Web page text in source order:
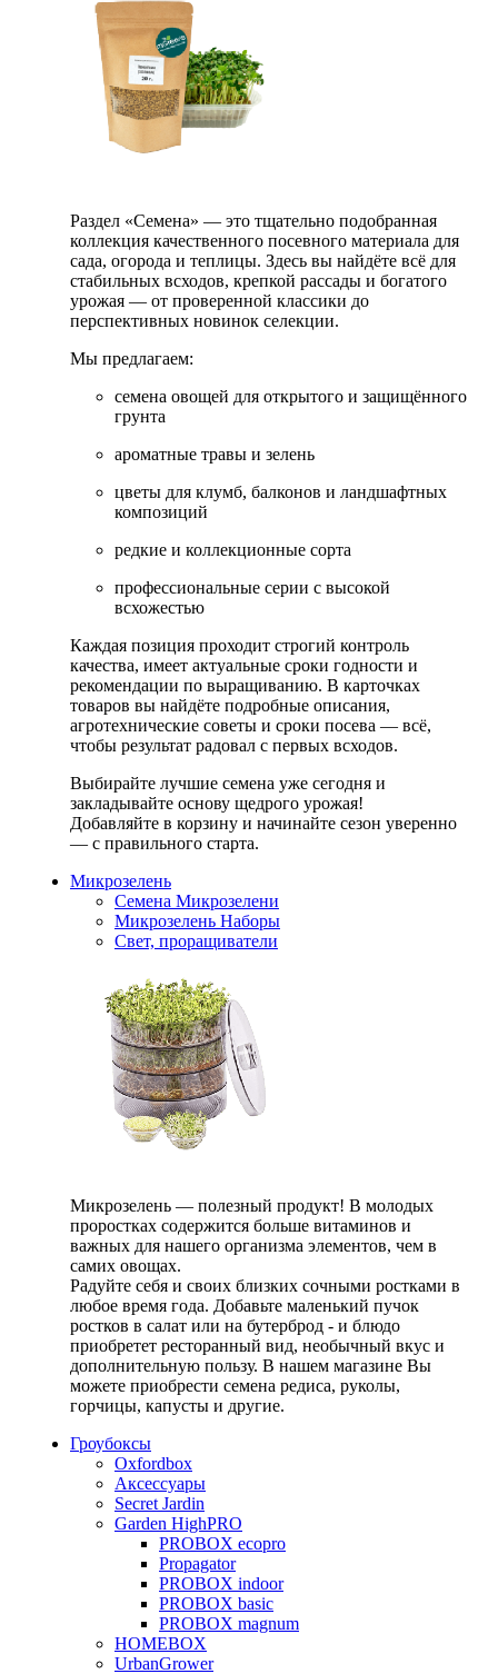
Раздел «Семена» — это тщательно подобранная
коллекция качественного посевного материала для
сада, огорода и теплицы. Здесь вы найдёте всё для
стабильных всходов, крепкой рассады и богатого
урожая — от проверенной классики до
перспективных новинок селекции.
Мы предлагаем:
семена овощей для открытого и защищённого
грунта
ароматные травы и зелень
цветы для клумб, балконов и ландшафтных
композиций
редкие и коллекционные сорта
профессиональные серии с высокой
всхожестью
Каждая позиция проходит строгий контроль
качества, имеет актуальные сроки годности и
рекомендации по выращиванию. В карточках
товаров вы найдёте подробные описания,
агротехнические советы и сроки посева — всё,
чтобы результат радовал с первых всходов.
Выбирайте лучшие семена уже сегодня и
закладывайте основу щедрого урожая!
Добавляйте в корзину и начинайте сезон уверенно
— с правильного старта.
Микрозелень
Семена Микрозелени
Микрозелень Наборы
Свет, проращиватели
Микрозелень — полезный продукт! В молодых
проростках содержится больше витаминов и
важных для нашего организма элементов, чем в
самих овощах.
Радуйте себя и своих близких сочными ростками в
любое время года. Добавьте маленький пучок
ростков в салат или на бутерброд - и блюдо
приобретет ресторанный вид, необычный вкус и
дополнительную пользу. В нашем магазине Вы
можете приобрести семена редиса, руколы,
горчицы, капусты и другие.
Гроубоксы
Oxfordbox
Аксессуары
Secret Jardin
Garden HighPRO
PROBOX ecopro
Propagator
PROBOX indoor
PROBOX basic
PROBOX magnum
HOMEBOX
UrbanGrower